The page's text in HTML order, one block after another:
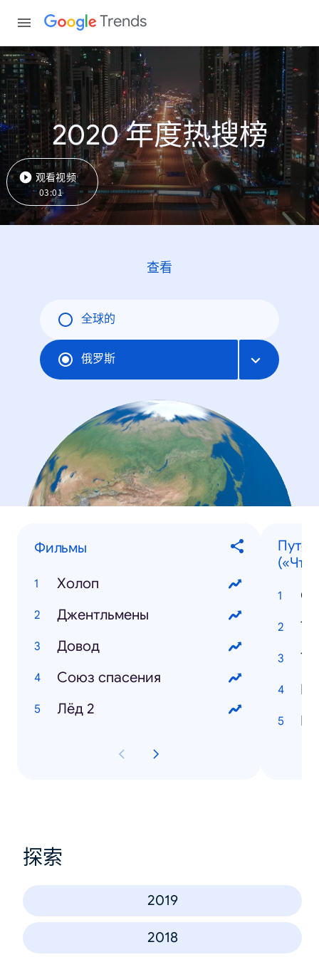
Trends
2020 年度热搜榜
观看视频
03:01
查看
全球的
俄罗斯
Фильмы
Холоп
Джентльмены
Довод
Союз cпасения
Лёд 2
(«Что
探索
2019
2018